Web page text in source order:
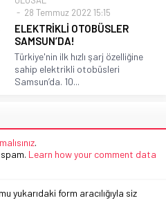
28 Temmuz 2022 15:15
ELEKTRİKLİ OTOBÜSLER
SAMSUN’DA!
Türkiye'nin ilk hızlı şarj özelliğine
sahip elektrikli otobüsleri
Samsun’da. 10...
.
Learn how your comment data
yukarıdaki form aracılığıyla siz